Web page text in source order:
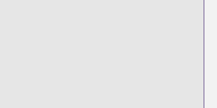
series/13001/list